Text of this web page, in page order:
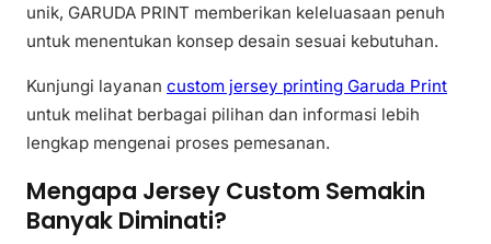
unik, GARUDA PRINT memberikan keleluasaan penuh
untuk menentukan konsep desain sesuai kebutuhan.
Kunjungi layanan custom jersey printing Garuda Print
untuk melihat berbagai pilihan dan informasi lebih
lengkap mengenai proses pemesanan.
Mengapa Jersey Custom Semakin
Banyak Diminati?